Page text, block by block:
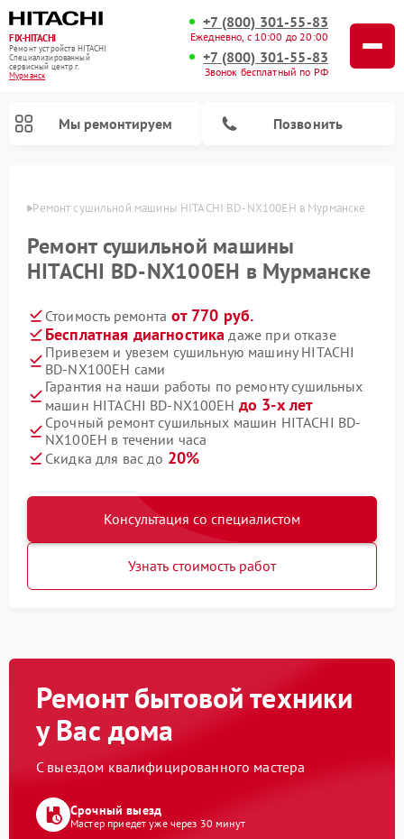
FIX-HITACHI
Ремонт устройств HITACHI
Специализированный
cервисный центр г.
Мурманск
+7 (800) 301-55-83
Ежедневно, с 10:00 до 20:00
+7 (800) 301-55-83
Звонок бесплатный по РФ
Мы ремонтируем Позвонить
Ремонт сушильной машины HITACHI BD-NX100EH в Мурманске
Ремонт сушильной машины
HITACHI BD-NX100EH в Мурманске
Стоимость ремонта от 770 руб.
Бесплатная диагностика даже при отказе
Привезем и увезем сушильную машину HITACHI
BD-NX100EH сами
Гарантия на наши работы по ремонту сушильных
машин HITACHI BD-NX100EH до 3-х лет
Срочный ремонт сушильных машин HITACHI BD-
NX100EH в течении часа
Скидка для вас до 20%
Консультация со специалистом
Узнать стоимость работ
Ремонт бытовой техники
у Вас дома
С выездом квалифицированного мастера
Срочный выезд
Мастер приедет уже через 30 минут